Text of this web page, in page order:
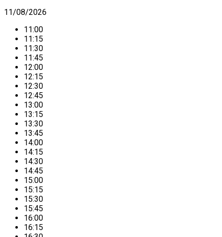
11/08/2026
11:00
11:15
11:30
11:45
12:00
12:15
12:30
12:45
13:00
13:15
13:30
13:45
14:00
14:15
14:30
14:45
15:00
15:15
15:30
15:45
16:00
16:15